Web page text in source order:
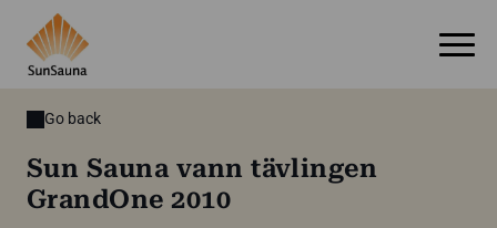
Go back
Sun Sauna vann tävlingen
GrandOne 2010